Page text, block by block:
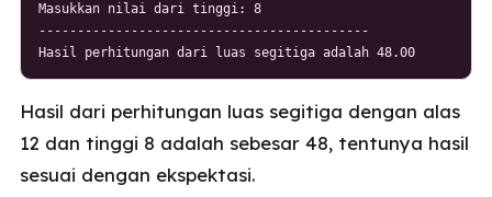
Masukkan nilai dari tinggi: 8
-------------------------------------------
Hasil perhitungan dari luas segitiga adalah 48.00
Hasil dari perhitungan luas segitiga dengan alas
12 dan tinggi 8 adalah sebesar 48, tentunya hasil
sesuai dengan ekspektasi.